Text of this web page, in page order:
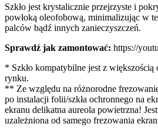
Szkło jest krystalicznie przejrzyste i
powłoką oleofobową, minimalizując w
palców bądź innych zanieczyszczeń.
Sprawdź jak zamontować: https://
* Szkło kompatybilne jest z większością
rynku.
** Ze względu na różnorodne
po instalacji folii/szkła ochronnego na
ekranu delikatna aureola powietrzna!
uzależniona od samego frezowania